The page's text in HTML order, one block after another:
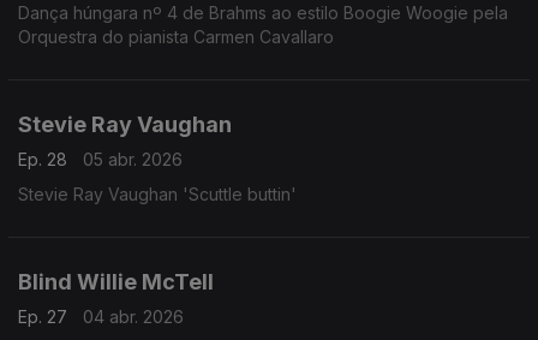
Dança húngara nº 4 de Brahms ao estilo Boogie Woogie pela
Orquestra do pianista Carmen Cavallaro
Stevie Ray Vaughan
Ep. 28
05 abr. 2026
Stevie Ray Vaughan 'Scuttle buttin'
Blind Willie McTell
Ep. 27
04 abr. 2026